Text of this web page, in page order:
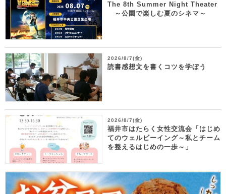
The 8th Summer Night Theater
～公園で楽しむ夏のシネマ～
2026/8/7(金)
読書感想文を書くコツを学ぼう
2026/8/7(金)
福井市はたらく女性交流会「はじめ
てのウェルビーイング～私とチーム
を整えるはじめの一歩～」